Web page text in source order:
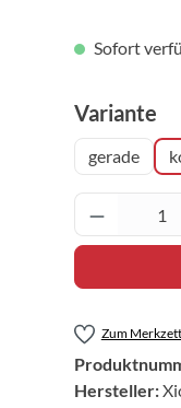
Sofort
Variante
gerade
Zum
Hersteller: